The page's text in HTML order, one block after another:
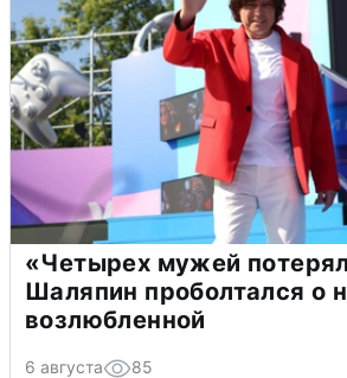
«Четырех мужей
Шаляпин проболтался о
возлюбленной
6 августа 85